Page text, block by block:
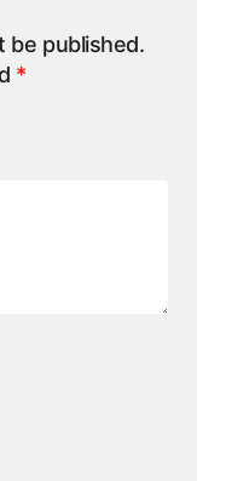
be published.
*